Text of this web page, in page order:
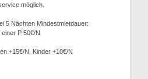
möglich.
5 Nächten Mindestmietdauer:
P 50€/N
+15€/N, Kinder +10€/N